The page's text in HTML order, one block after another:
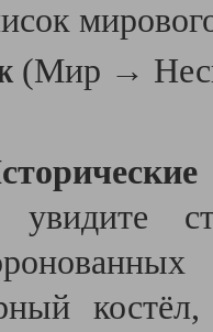
(Мир →